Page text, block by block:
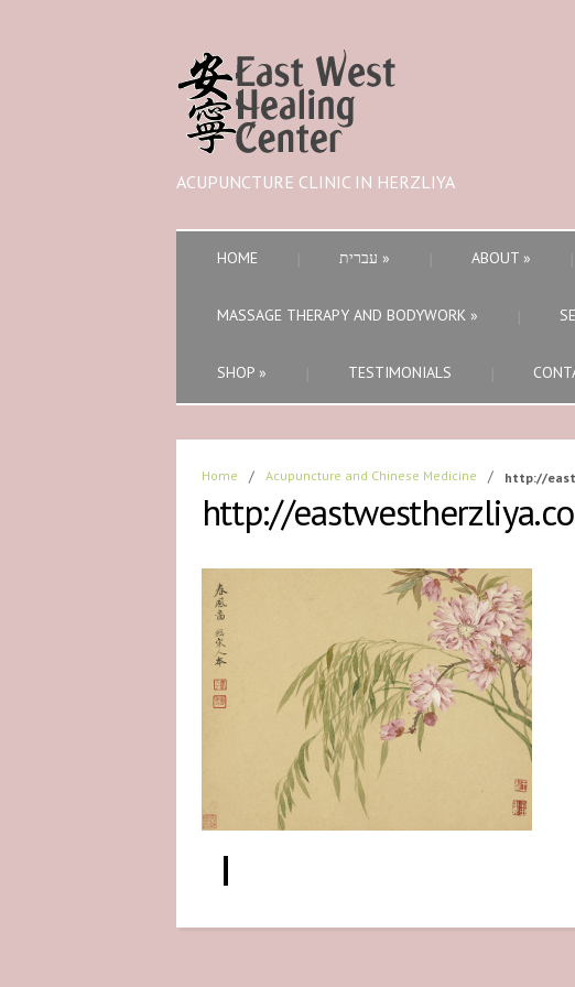
ACUPUNCTURE CLINIC IN HERZLIYA
HOME עברית » ABOUT »
MASSAGE THERAPY AND BODYWORK »
SHOP » TESTIMONIALS
Home / Acupuncture and Chinese Medicine / http://
http://